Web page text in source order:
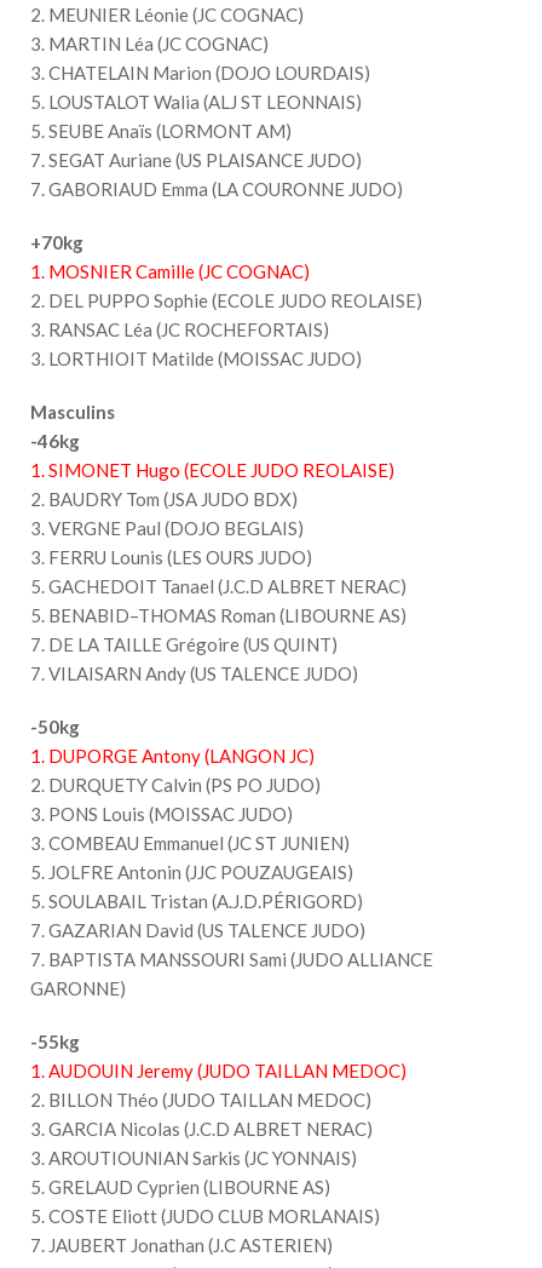
2. MEUNIER Léonie (JC COGNAC)
3. MARTIN Léa (JC COGNAC)
3. CHATELAIN Marion (DOJO LOURDAIS)
5. LOUSTALOT Walia (ALJ ST LEONNAIS)
5. SEUBE Anaïs (LORMONT AM)
7. SEGAT Auriane (US PLAISANCE JUDO)
7. GABORIAUD Emma (LA COURONNE JUDO)
+70kg
1. MOSNIER Camille (JC COGNAC)
2. DEL PUPPO Sophie (ECOLE JUDO REOLAISE)
3. RANSAC Léa (JC ROCHEFORTAIS)
3. LORTHIOIT Matilde (MOISSAC JUDO)
Masculins
-46kg
1. SIMONET Hugo (ECOLE JUDO REOLAISE)
2. BAUDRY Tom (JSA JUDO BDX)
3. VERGNE Paul (DOJO BEGLAIS)
3. FERRU Lounis (LES OURS JUDO)
5. GACHEDOIT Tanael (J.C.D ALBRET NERAC)
5. BENABID–THOMAS Roman (LIBOURNE AS)
7. DE LA TAILLE Grégoire (US QUINT)
7. VILAISARN Andy (US TALENCE JUDO)
-50kg
1. DUPORGE Antony (LANGON JC)
2. DURQUETY Calvin (PS PO JUDO)
3. PONS Louis (MOISSAC JUDO)
3. COMBEAU Emmanuel (JC ST JUNIEN)
5. JOLFRE Antonin (JJC POUZAUGEAIS)
5. SOULABAIL Tristan (A.J.D.PÉRIGORD)
7. GAZARIAN David (US TALENCE JUDO)
7. BAPTISTA MANSSOURI Sami (JUDO ALLIANCE
GARONNE)
-55kg
1. AUDOUIN Jeremy (JUDO TAILLAN MEDOC)
2. BILLON Théo (JUDO TAILLAN MEDOC)
3. GARCIA Nicolas (J.C.D ALBRET NERAC)
3. AROUTIOUNIAN Sarkis (JC YONNAIS)
5. GRELAUD Cyprien (LIBOURNE AS)
5. COSTE Eliott (JUDO CLUB MORLANAIS)
7. JAUBERT Jonathan (J.C ASTERIEN)